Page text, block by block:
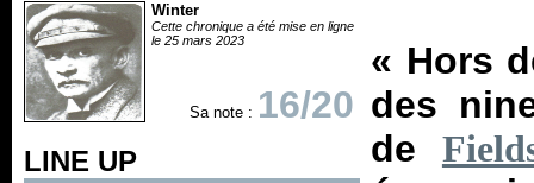
Winter
Cette chronique a été mise en ligne
le 25 mars 2023
Sa note : 16/20
LINE UP
« Hors
des
de